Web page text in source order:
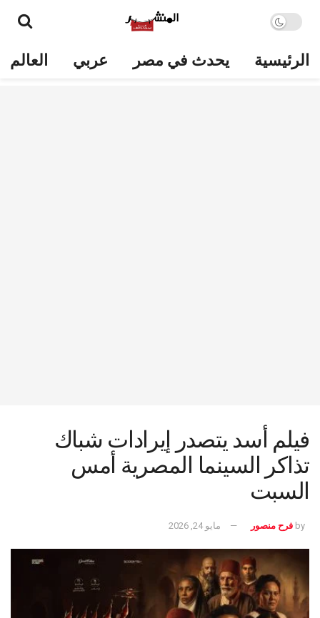
الرئيسية يحدث في مصر عربي العالم
فيلم أسد يتصدر إيرادات شباك
تذاكر السينما المصرية أمس
السبت
by فرح منصور مايو 24, 2026